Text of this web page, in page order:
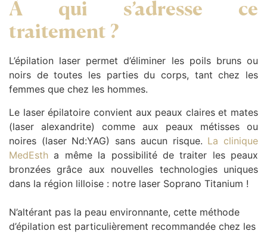
À qui s’adresse ce
traitement ?
L’épilation laser permet d’éliminer les poils bruns ou
noirs de toutes les parties du corps, tant chez les
femmes que chez les hommes.
Le laser épilatoire convient aux peaux claires et mates
(laser alexandrite) comme aux peaux métisses ou
noires (laser Nd:YAG) sans aucun risque. La clinique
MedEsth a même la possibilité de traiter les peaux
bronzées grâce aux nouvelles technologies uniques
dans la région lilloise : notre laser Soprano Titanium !
N’altérant pas la peau environnante, cette méthode
d’épilation est particulièrement recommandée chez les